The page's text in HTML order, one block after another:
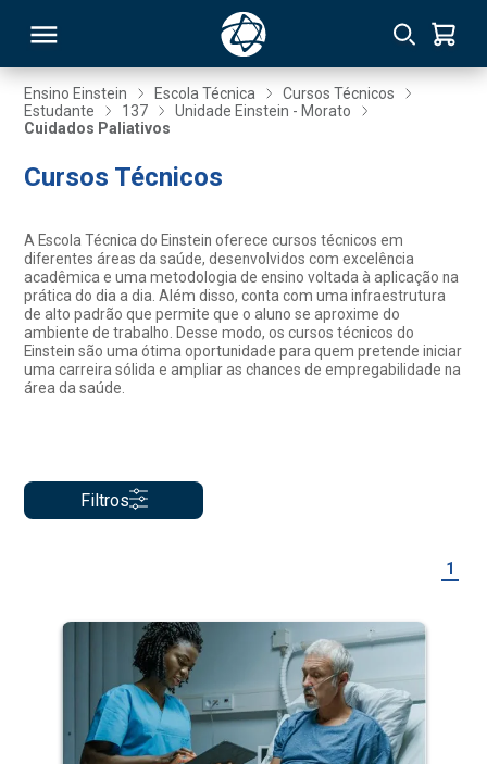
Ensino Einstein Escola Técnica
Cursos Técnicos
Estudante
137
Unidade Einstein - Morato
Cuidados Paliativos
Cursos Técnicos
A Escola Técnica do Einstein oferece cursos técnicos em
diferentes áreas da saúde, desenvolvidos com excelência
acadêmica e uma metodologia de ensino voltada à aplicação na
prática do dia a dia. Além disso, conta com uma infraestrutura
de alto padrão que permite que o aluno se aproxime do
ambiente de trabalho. Desse modo, os cursos técnicos do
Einstein são uma ótima oportunidade para quem pretende iniciar
uma carreira sólida e ampliar as chances de empregabilidade na
área da saúde.
Filtros
1